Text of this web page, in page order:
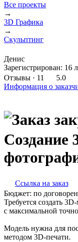
Все проекты
→
3D Графика
→
Скульптинг
Денис
Зарегистрирован: 16
Отзывы · 11
5.0
Информация о
Создание
Ссылка на заказ
Бюджет: по
Требуется создать
с максимальной
Модель нужна для
методом 3D-печати.